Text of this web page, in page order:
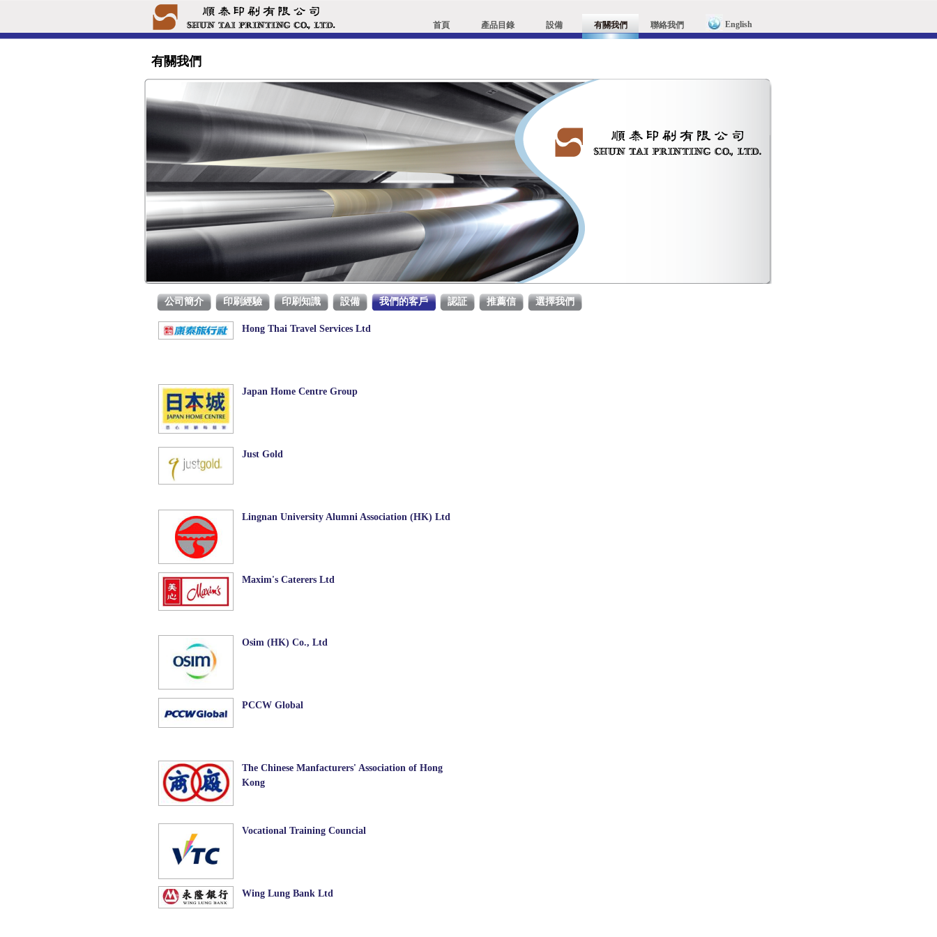
首頁 產品目錄 設備 有關我們 聯絡我們 English
有關我們
公司簡介 印刷經驗 印刷知識 設備 我們的客戶 認証 推薦信 選擇我們
Hong Thai Travel Services Ltd
Japan Home Centre Group
Just Gold
Lingnan University Alumni Association (HK) Ltd
Maxim's Caterers Ltd
Osim (HK) Co., Ltd
PCCW Global
The Chinese Manfacturers' Association of Hong
Kong
Vocational Training Councial
Wing Lung Bank Ltd